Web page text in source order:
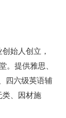
始人创立，
。提供雅思、
四六级英语辅
类、因材施